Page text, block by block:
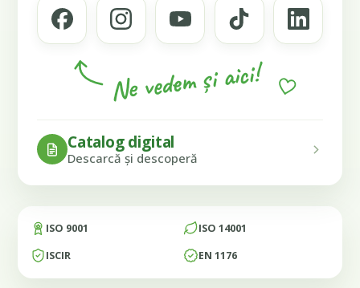
Ne vedem și aici!
Catalog digital
Descarcă și descoperă
ISO 9001
ISO 14001
ISCIR
EN 1176